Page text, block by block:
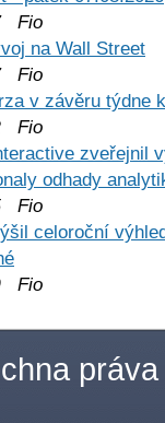
Fio
na Wall Street
Fio
v závěru týdne
Fio
zveřejnil
odhady
Fio
celoroční
Fio
práva